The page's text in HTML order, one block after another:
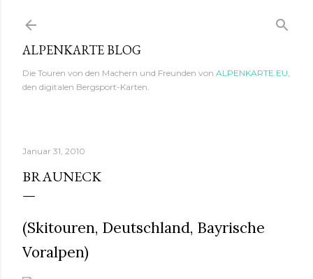
Direkt zum Hauptbereich
ALPENKARTE BLOG
Die Touren von den Machern und Freunden von ALPENKARTE.EU,
den digitalen Bergsport-Karten.
Januar 31, 2010
BRAUNECK
(Skitouren, Deutschland, Bayrische
Voralpen)